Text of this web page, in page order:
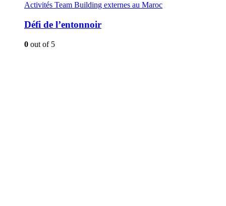
Activités Team Building externes au Maroc
Défi de l’entonnoir
0 out of 5